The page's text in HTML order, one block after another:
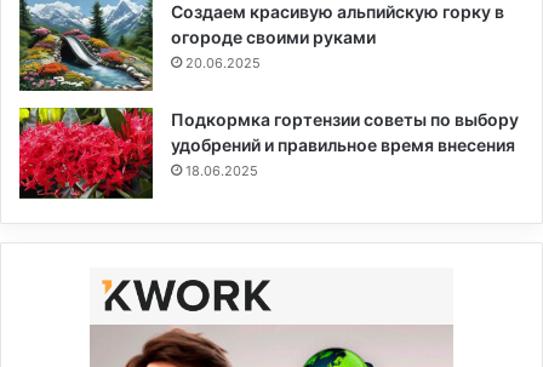
Создаем красивую альпийскую горку в
огороде своими руками
20.06.2025
Подкормка гортензии советы по выбору
удобрений и правильное время внесения
18.06.2025